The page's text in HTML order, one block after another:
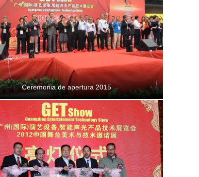
Ceremonia de apertura 2015